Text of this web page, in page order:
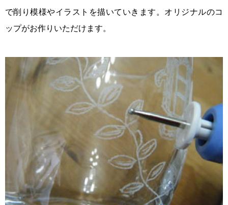
で削り模様やイラストを描いていきます。オリジナルのコ
ップがお作りいただけます。